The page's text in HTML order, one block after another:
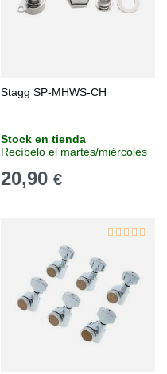
Stagg SP-MHWS-CH
Stock en tienda
Recíbelo el martes/miércoles
20,90 €